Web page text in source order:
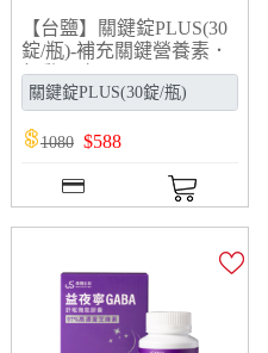
【台鹽】關鍵錠PLUS(30
錠/瓶)-補充關鍵營養素．
行動不卡關
1080 $588